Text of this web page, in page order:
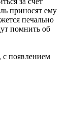
приносят ему
печально
помнить об
с появлением